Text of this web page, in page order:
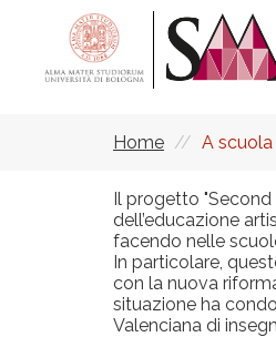
content
Breadcrumb
Home A
Il progetto
dell’educazione
facendo nelle
In particolare,
con la nuova
situazione ha
Valenciana di